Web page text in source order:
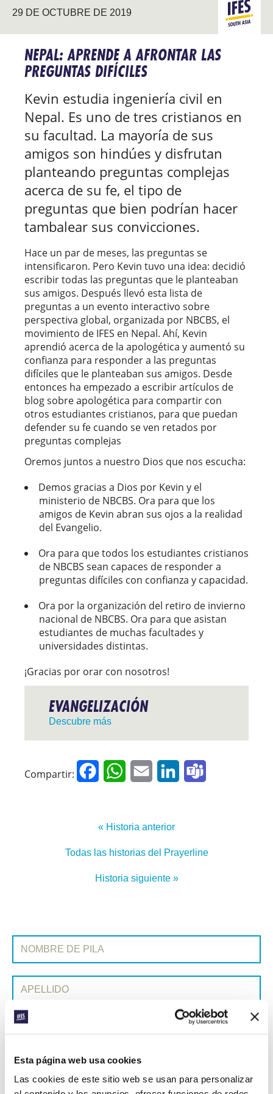
Esta página web usa cookies
Las cookies de este sitio web se usan para personalizar
29 DE OCTUBRE DE 2019
ASIA DEL
SUR
NEPAL: APRENDE A AFRONTAR LAS
PREGUNTAS DIFÍCILES
Kevin estudia ingeniería civil en
Nepal. Es uno de tres cristianos en
su facultad. La mayoría de sus
amigos son hindúes y disfrutan
planteando preguntas complejas
acerca de su fe, el tipo de
preguntas que bien podrían hacer
tambalear sus convicciones.
Hace un par de meses, las preguntas se
intensificaron. Pero Kevin tuvo una idea: decidió
escribir todas las preguntas que le planteaban
sus amigos. Después llevó esta lista de
preguntas a un evento interactivo sobre
perspectiva global, organizada por NBCBS, el
movimiento de IFES en Nepal. Ahí, Kevin
aprendió acerca de la apologética y aumentó su
confianza para responder a las preguntas
difíciles que le planteaban sus amigos. Desde
entonces ha empezado a escribir artículos de
blog sobre apologética para compartir con
otros estudiantes cristianos, para que puedan
defender su fe cuando se ven retados por
preguntas complejas
Oremos juntos a nuestro Dios que nos escucha:
Demos gracias a Dios por Kevin y el
ministerio de NBCBS. Ora para que los
amigos de Kevin abran sus ojos a la realidad
del Evangelio.
Ora para que todos los estudiantes cristianos
de NBCBS sean capaces de responder a
preguntas difíciles con confianza y capacidad.
Ora por la organización del retiro de invierno
nacional de NBCBS. Ora para que asistan
estudiantes de muchas facultades y
universidades distintas.
¡Gracias por orar con nosotros!
EVANGELIZACIÓN
Descubre más
Compartir: FacebookWhatsApp
Email LinkedIn
« Historia anterior
Todas las historias del Prayerline
Historia siguiente »
SUSCRIBIRSE A PRAYERLINE
Nombre de pila:
Apellido:
Correo electrónico:
ENVIAR